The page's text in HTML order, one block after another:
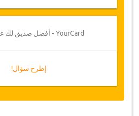
YourCard - أفضل صديق لك عند السفر !
إطرح سؤال!